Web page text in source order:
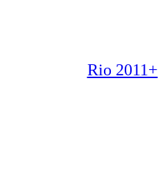
Rio 2011+